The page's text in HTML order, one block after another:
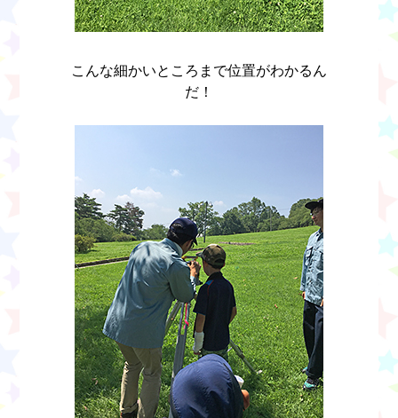
こんな細かいところまで位置がわかるん
だ！